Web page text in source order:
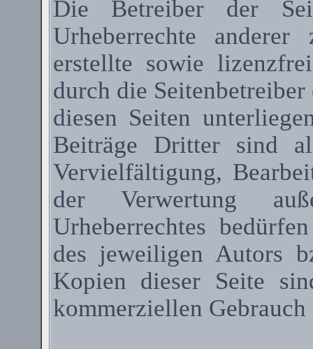
Die Betreiber der
Urheberrechte
erstellte sowie
durch die
diesen Seiten
Beiträge Dritter sind
Vervielfältigung,
der Verwertung
Urheberrechtes
des jeweiligen Autors
Kopien dieser Seite
kommerziellen Gebrauch